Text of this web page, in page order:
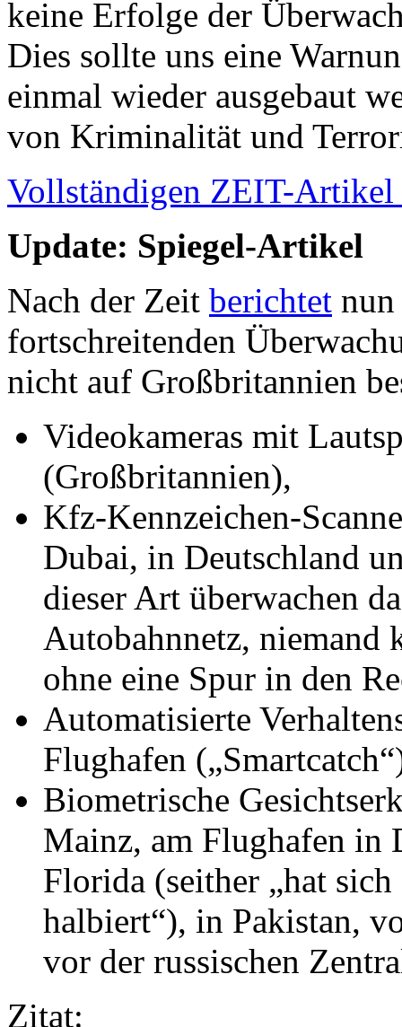
keine Erfolge der
Dies sollte uns eine
einmal wieder ausgebaut
von Kriminalität und
Vollständigen ZEIT-
Update: Spiegel-Artikel
Nach der Zeit berichtet nun
fortschreitenden
nicht auf Großbritannien
Videokameras mit
(Großbritannien),
Kfz-Kennzeichen-
Dubai, in Deutschland
dieser Art überwachen
Autobahnnetz, niemand
ohne eine Spur in den
Automatisierte
Flughafen
Biometrische
Mainz, am Flughafen in
Florida (seither „hat
halbiert“), in Pakistan,
vor der russischen
Zitat: